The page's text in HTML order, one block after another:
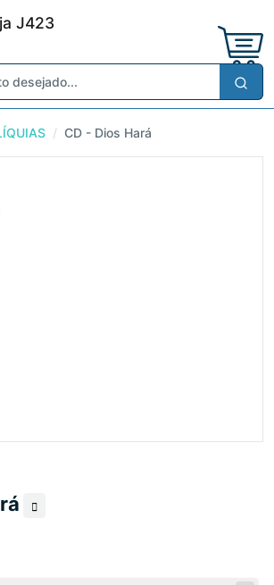
CD - Dios Hará